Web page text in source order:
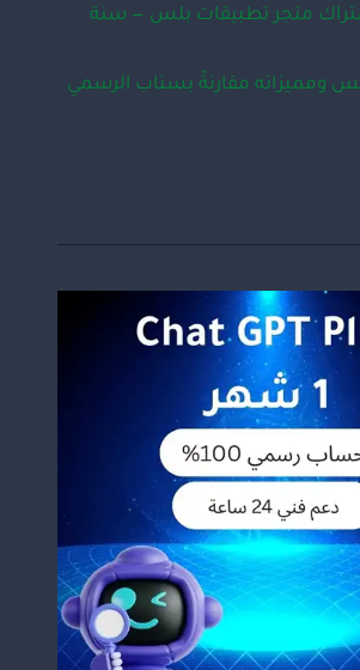
متجر تطبيقات بلس — سنة
ومميزاته مقارنةً بسناب الرسمي